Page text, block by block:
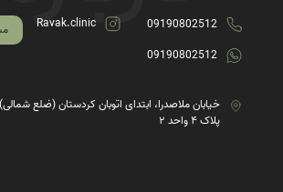
09190802512
09190802512
Ravak.clinic
خیابان ملاصدرا، ابتدای اتوبان کردستان (ضلع
پلاک ۴ واحد ۲